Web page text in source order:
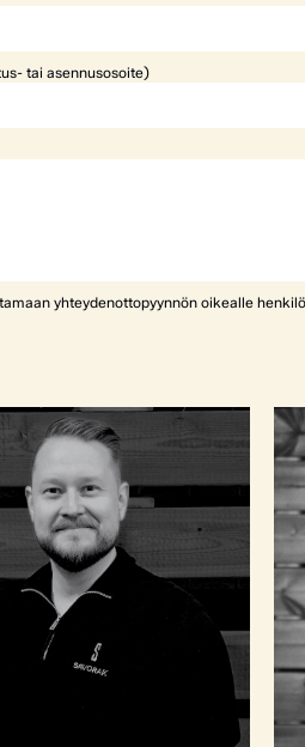
tai asennusosoite)
yhteydenottopyynnön oikealle